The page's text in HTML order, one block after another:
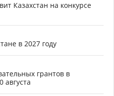
Казахстан на конкурсе
в 2027 году
грантов в
августа